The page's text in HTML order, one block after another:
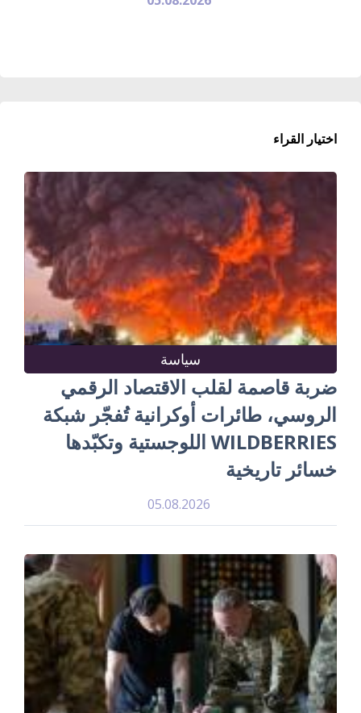
اختيار القراء
سياسة
ضربة قاصمة لقلب الاقتصاد الرقمي
الروسي، طائرات أوكرانية تُفجّر شبكة
WILDBERRIES اللوجستية وتكبّدها
خسائر تاريخية
05.08.2026